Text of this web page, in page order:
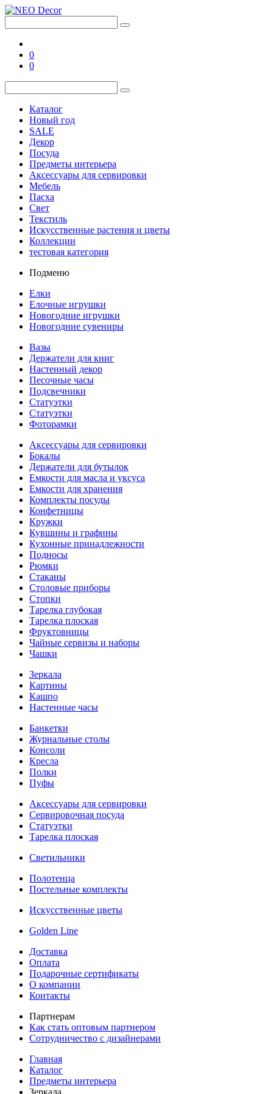
0
0
Каталог
Новый год
SALE
Декор
Посуда
Предметы интерьера
Аксессуары для сервировки
Мебель
Пасха
Свет
Текстиль
Искусственные растения и цветы
Коллекции
тестовая категория
Подменю
Елки
Елочные игрушки
Новогодние игрушки
Новогодние сувениры
Вазы
Держатели для книг
Настенный декор
Песочные часы
Подсвечники
Статуэтки
Статуэтки
Фоторамки
Аксессуары для сервировки
Бокалы
Держатели для бутылок
Емкости для масла и уксуса
Емкости для хранения
Комплекты посуды
Конфетницы
Кружки
Кувшины и графины
Кухонные принадлежности
Подносы
Рюмки
Стаканы
Столовые приборы
Стопки
Тарелка глубокая
Тарелка плоская
Фруктовницы
Чайные сервизы и наборы
Чашки
Зеркала
Картины
Кашпо
Настенные часы
Банкетки
Журнальные столы
Консоли
Кресла
Полки
Пуфы
Аксессуары для сервировки
Сервировочная посуда
Статуэтки
Тарелка плоская
Светильники
Полотенца
Постельные комплекты
Искусственные цветы
Golden Line
Доставка
Оплата
Подарочные сертификаты
О компании
Контакты
Партнерам
Как стать оптовым партнером
Сотрудничество с дизайнерами
Главная
Каталог
Предметы интерьера
Зеркала